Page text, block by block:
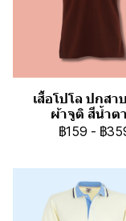
เสื้อโปโล ปกสา
ผ้าจูติ สีน้ำต
฿159 - ฿